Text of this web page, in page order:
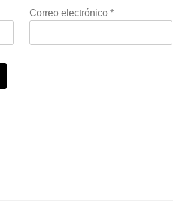
Correo electrónico*